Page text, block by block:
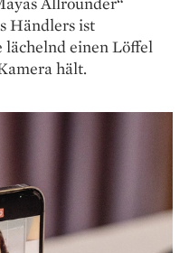
Händlers ist
lächelnd einen Löffel
hält.